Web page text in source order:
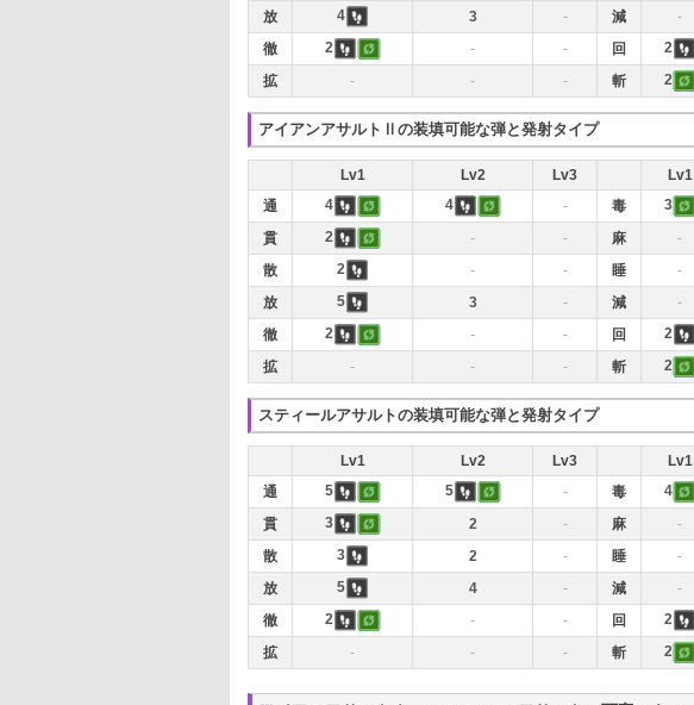
放
4 3 - 減 -
徹
2 - - 回 2
拡
- - - 斬 2
アイアンアサルトⅡの装填可能な弾と発射タイプ
Lv1 Lv2 Lv3 Lv1
通
4 4 - 毒 3
貫
2 - - 麻 -
散
2 - - 睡 -
放
5 3 - 減 -
徹
2 - - 回 2
拡
- - - 斬 2
スティールアサルトの装填可能な弾と発射タイプ
Lv1 Lv2 Lv3 Lv1
通
5 5 - 毒 4
貫
3 2 - 麻 -
散
3 2 - 睡 -
放
5 4 - 減 -
徹
2 - - 回 2
拡
- - - 斬 2